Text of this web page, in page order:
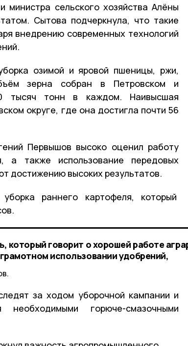
министра сельского хозяйства Алёны
Сытова подчеркнула, что такие
внедрению современных технологий
озимой и яровой пшеницы, ржи,
зерна собран в Петровском и
тысяч тонн в каждом. Наивысшая
округе, где она достигла почти 56
Первышов высоко оценил работу
а также использование передовых
достижению высоких результатов.
раннего картофеля, который
который говорит о хорошей работе
использовании удобрений,
за ходом уборочной кампании и
необходимыми горюче-смазочными